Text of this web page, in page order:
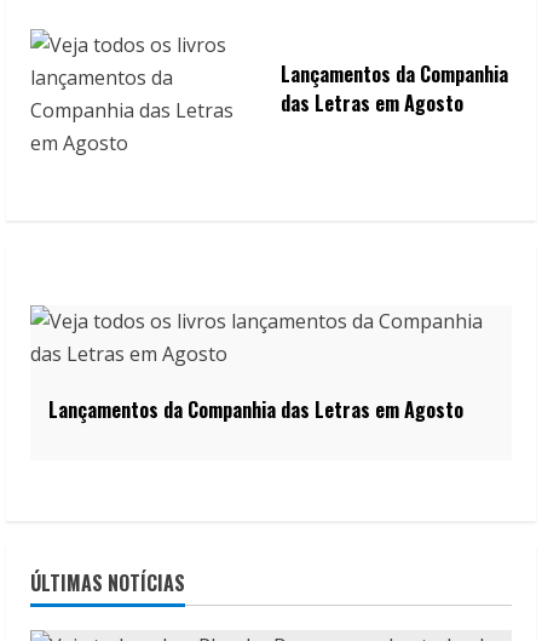
Lançamentos da Companhia
das Letras em Agosto
Lançamentos da Companhia das Letras em Agosto
ÚLTIMAS NOTÍCIAS